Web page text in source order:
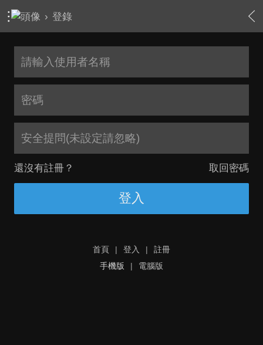
› 登錄
安全提問(未設定請忽略)
還沒有註冊？ 取回密碼
登入
首頁 | 登入 |
註冊
手機版
| 電腦版